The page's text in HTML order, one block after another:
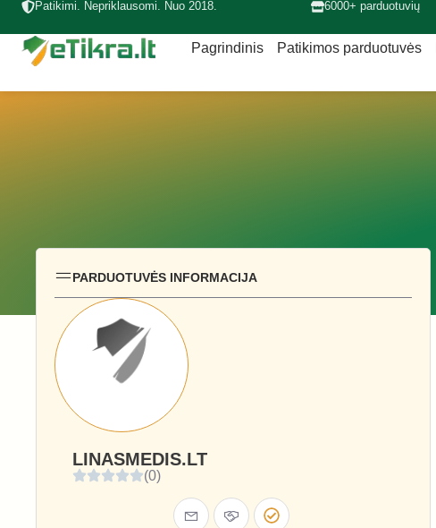
Patikimi. Nepriklausomi. Nuo 2018. 6000+ parduotuvių
Pagrindinis Patikimos parduotuvės
PARDUOTUVĖS INFORMACIJA
LINASMEDIS.LT
(0)